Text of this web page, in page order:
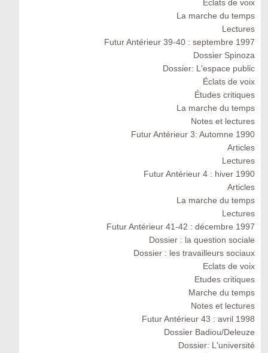
Eclats de voix
La marche du temps
Lectures
Futur Antérieur 39-40 : septembre 1997
Dossier Spinoza
Dossier: L'espace public
Éclats de voix
Études critiques
La marche du temps
Notes et lectures
Futur Antérieur 3: Automne 1990
Articles
Lectures
Futur Antérieur 4 : hiver 1990
Articles
La marche du temps
Lectures
Futur Antérieur 41-42 : décembre 1997
Dossier : la question sociale
Dossier : les travailleurs sociaux
Eclats de voix
Etudes critiques
Marche du temps
Notes et lectures
Futur Antérieur 43 : avril 1998
Dossier Badiou/Deleuze
Dossier: L'université